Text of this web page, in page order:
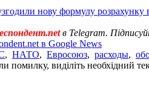
нову формулу розрахунку
в Telegram.
в Google News
, НАТО, Евросоюз, расходы,
помилку, виділіть необхідний